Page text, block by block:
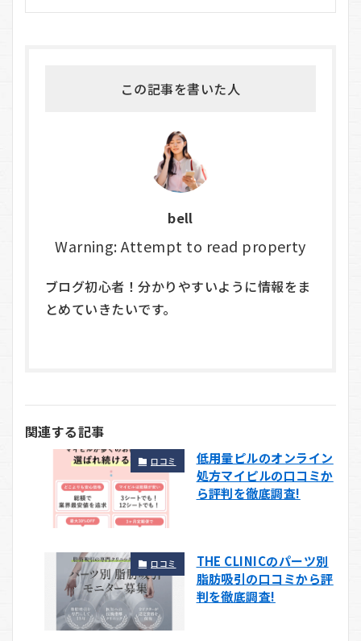
この記事を書いた人
bell
Warning: Attempt to read property
ブログ初心者！分かりやすいように情報をま
とめていきたいです。
関連する記事
口コミ
低用量ピルのオンライン
処方マイピルの口コミか
ら評判を徹底調査!
口コミ
THE CLINICのパーツ別
脂肪吸引の口コミから評
判を徹底調査!